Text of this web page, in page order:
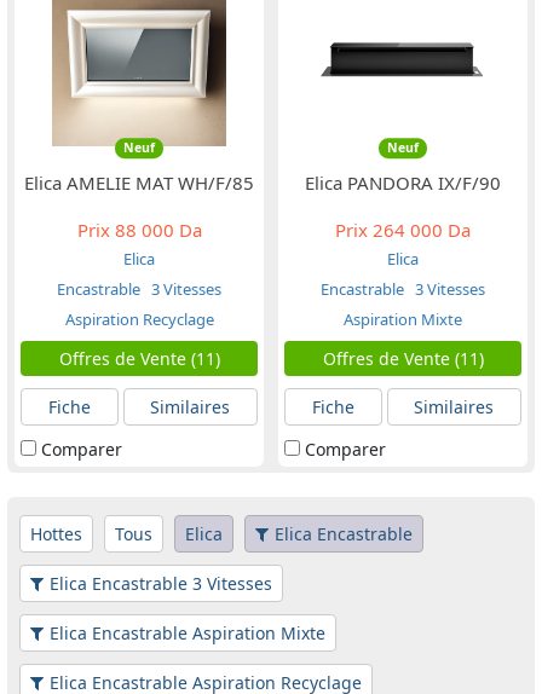
Neuf
Elica AMELIE MAT WH/F/85
Prix88 000 Da
Elica
Encastrable 3 Vitesses
Aspiration Recyclage
Offres de Vente (11)
Fiche
Similaires
Comparer
Neuf
Elica PANDORA IX/F/90
Prix 264 000 Da
Elica
Encastrable 3 Vitesses
Aspiration Mixte
Offres de Vente (11)
Fiche
Similaires
Comparer
Hottes Tous Elica Elica Encastrable
Elica Encastrable 3 Vitesses
Elica Encastrable Aspiration Mixte
Elica Encastrable Aspiration Recyclage